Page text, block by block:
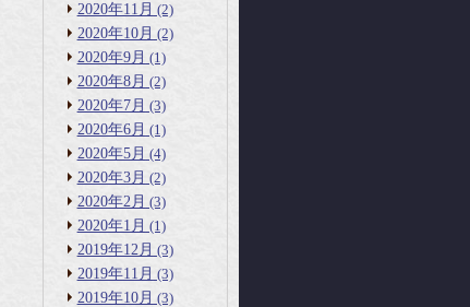
2020年11月 (2)
2020年10月 (2)
2020年9月 (1)
2020年8月 (2)
2020年7月 (3)
2020年6月 (1)
2020年5月 (4)
2020年3月 (2)
2020年2月 (3)
2020年1月 (1)
2019年12月 (3)
2019年11月 (3)
2019年10月 (3)